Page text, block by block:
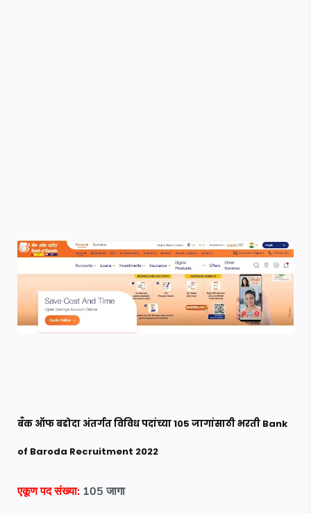
बँक ऑफ बडोदा अंतर्गत विविध पदांच्या 105 जागांसाठी भरती Bank
of Baroda Recruitment 2022
एकूण पद संख्या: 105जागा